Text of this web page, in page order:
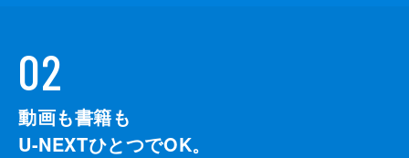
02
動画も書籍も
U-NEXTひとつでOK。